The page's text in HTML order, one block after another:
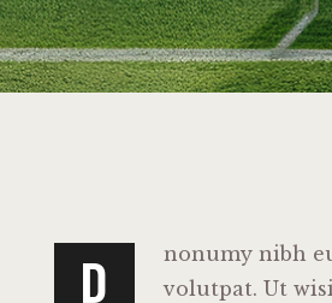
D
nonumy nibh
volutpat. Ut